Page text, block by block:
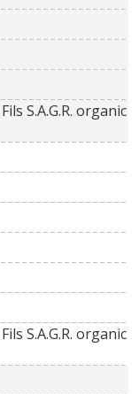
S.A.G.R. organic
S.A.G.R. organic